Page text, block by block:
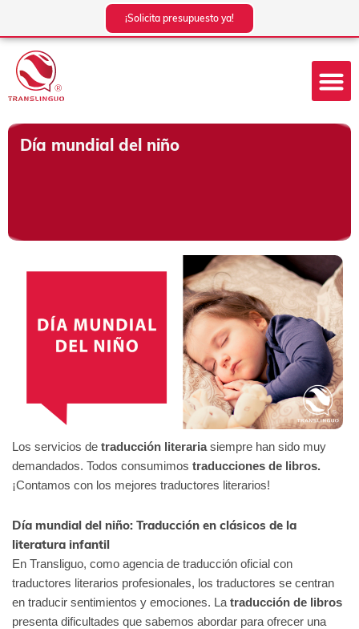
contenido
¡Solicita presupuesto ya!
Día mundial del niño
Los servicios de traducción literariasiempre han sido muy
demandados. Todos consumimos traducciones de libros.
¡Contamos con los mejores traductores literarios!
Día mundial del niño: Traducción en clásicos de la
literatura infantil
En Transliguo, como agencia de traducción oficial con
traductores literarios profesionales, los traductores se centran
en traducir sentimientos y emociones. La traducción de libros
presenta dificultades que sabemos abordar para ofrecer una